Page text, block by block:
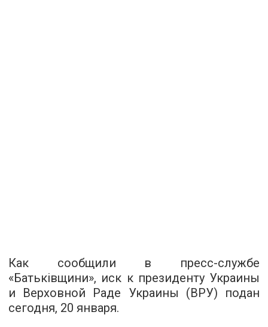
Как сообщили в пресс-службе
«Батьківщини», иск к президенту Украины
и Верховной Раде Украины (ВРУ) подан
сегодня, 20 января.